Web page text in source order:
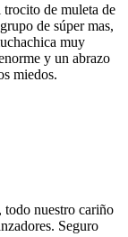
de muleta de
de súper mas,
muy
y un abrazo
miedos.
todo nuestro cariño
Seguro